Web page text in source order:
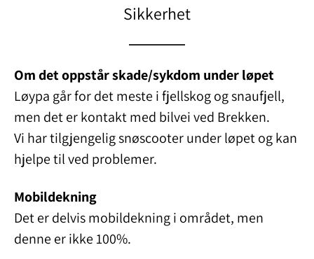
Sikkerhet
Om det oppstår skade/sykdom under løpet
Løypa går for det meste i fjellskog og snaufjell,
men det er kontakt med bilvei ved Brekken.
Vi har tilgjengelig snøscooter under løpet og kan
hjelpe til ved problemer.
Mobildekning
Det er delvis mobildekning i området, men
denne er ikke 100%.